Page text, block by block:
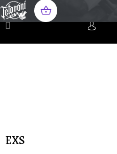
Přejít
na
obsah
NÁKUPNÍ
EXS